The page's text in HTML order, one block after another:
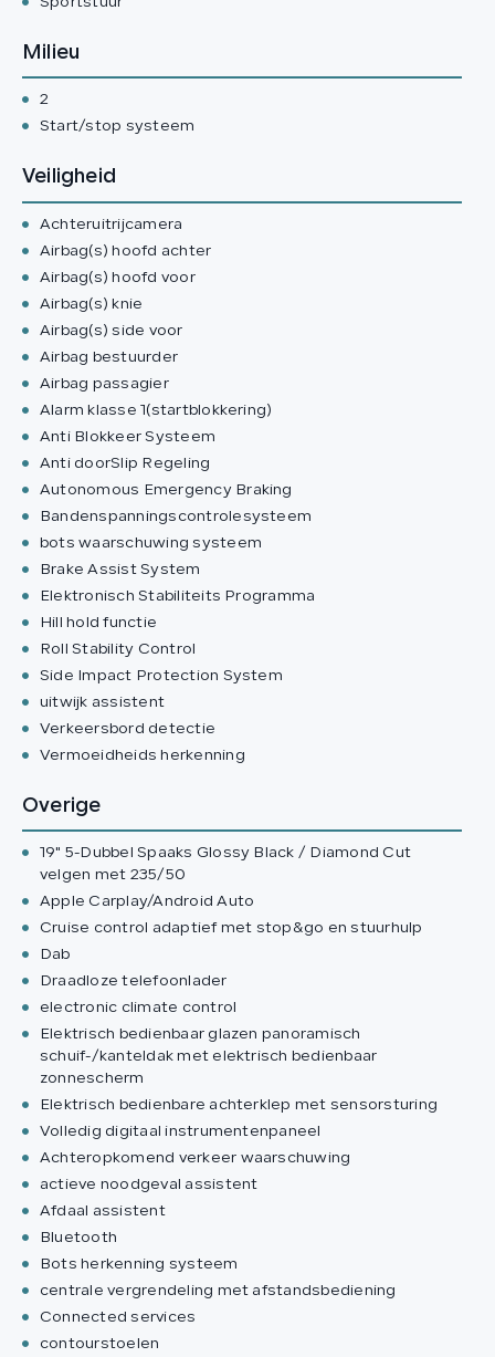
Milieu
2
Start/stop systeem
Veiligheid
Achteruitrijcamera
Airbag(s) hoofd achter
Airbag(s) hoofd voor
Airbag(s) knie
Airbag(s) side voor
Airbag bestuurder
Airbag passagier
Alarm klasse 1(startblokkering)
Anti Blokkeer Systeem
Anti doorSlip Regeling
Autonomous Emergency Braking
Bandenspanningscontrolesysteem
bots waarschuwing systeem
Brake Assist System
Elektronisch Stabiliteits Programma
Hill hold functie
Roll Stability Control
Side Impact Protection System
uitwijk assistent
Verkeersbord detectie
Vermoeidheids herkenning
Overige
19" 5-Dubbel Spaaks Glossy Black / Diamond Cut
velgen met 235/50
Apple Carplay/Android Auto
Cruise control adaptief met stop&go en stuurhulp
Dab
Draadloze telefoonlader
electronic climate control
Elektrisch bedienbaar glazen panoramisch
schuif-/kanteldak met elektrisch bedienbaar
zonnescherm
Elektrisch bedienbare achterklep met sensorsturing
Volledig digitaal instrumentenpaneel
Achteropkomend verkeer waarschuwing
actieve noodgeval assistent
Afdaal assistent
Bluetooth
Bots herkenning systeem
centrale vergrendeling met afstandsbediening
Connected services
contourstoelen